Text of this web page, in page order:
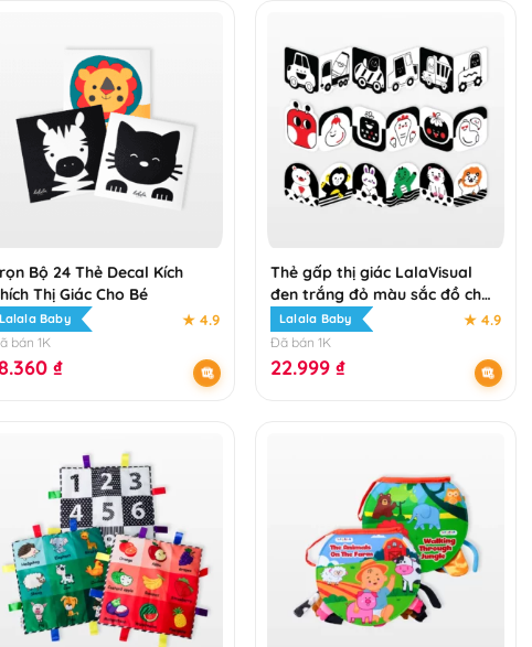
Bộ 24 Thẻ Decal Kích
Thị Giác Cho Bé
Lalala Baby ★ 4.9
bán 1K
₫
Thẻ gấp thị giác LalaVisual
đen trắng đỏ màu sắc đồ chơi
cho trẻ sơ sinh Lalala baby
Lalala Baby ★ 4.9
Đã bán 1K
22.999 ₫